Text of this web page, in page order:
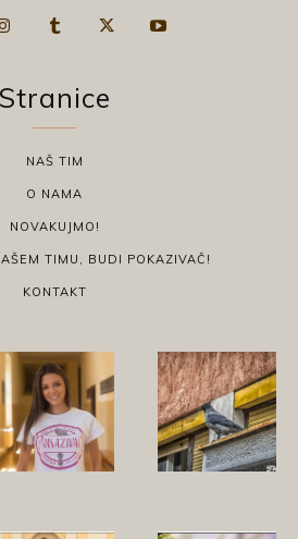
Stranice
NAŠ TIM
O NAMA
NOVAKUJMO!
TIMU, BUDI POKAZIVAČ!
KONTAKT